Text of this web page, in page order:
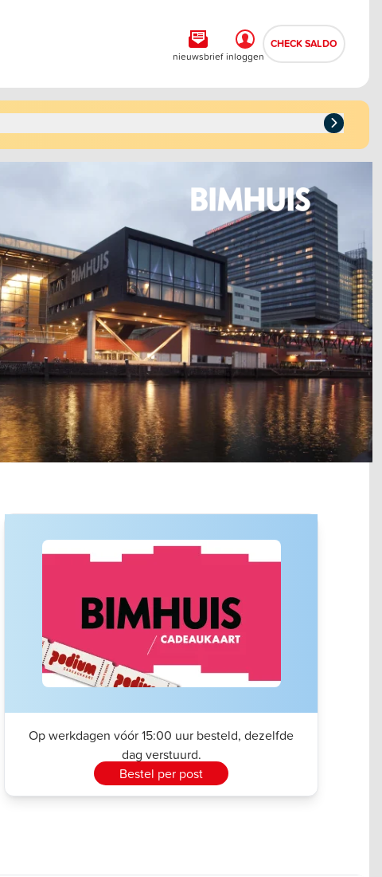
nieuwsbrief inloggen
CHECK SALDO
Op werkdagen vóór 15:00 uur besteld, dezelfde
dag verstuurd.
Bestel per post